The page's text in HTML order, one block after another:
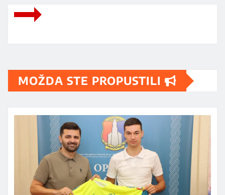
MOŽDA STE PROPUSTILI